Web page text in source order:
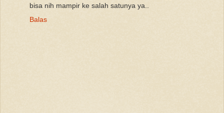
bisa nih mampir ke salah satunya ya..
Balas